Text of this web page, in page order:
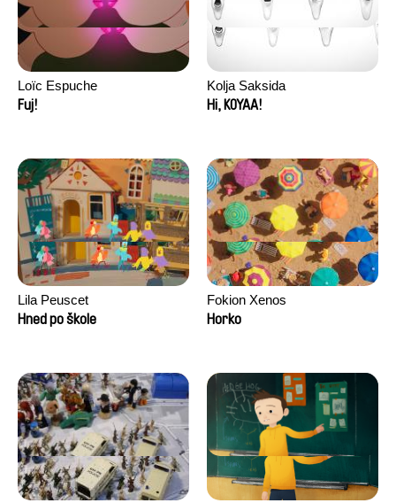
Loïc Espuche
Fuj!
Kolja Saksida
Hi, KOYAA!
Lila Peuscet
Hned po škole
Fokion Xenos
Horko